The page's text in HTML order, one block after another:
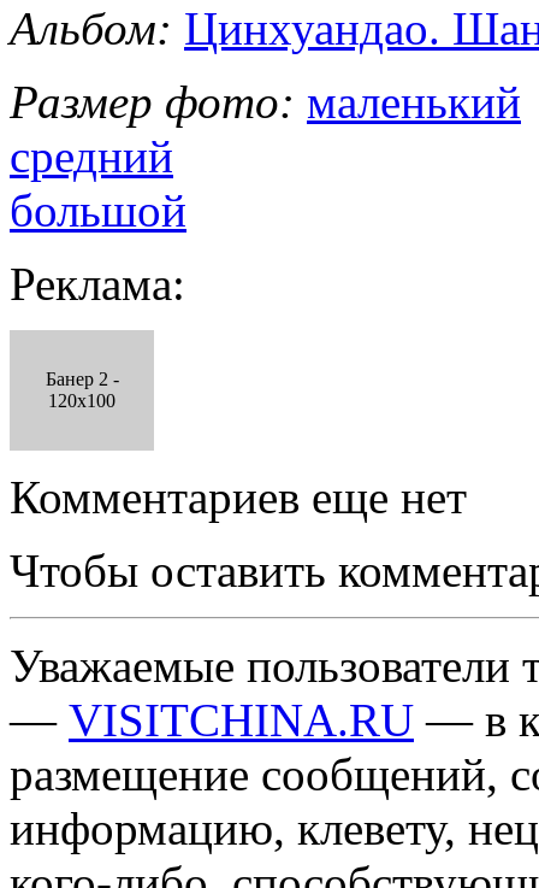
Альбом: Цинхуандао.
Размер фото: маленький
средний
большой
Реклама:
Банер 2 -
120x100
Комментариев еще нет
Чтобы оставить
Уважаемые пользователи
— VISITCHINA.RU — в
размещение сообщений,
информацию, клевету,